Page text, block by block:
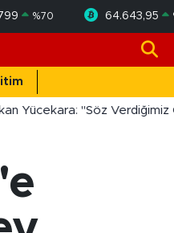
%70 64.643,95
Yücekara: "Söz Verdiğimiz